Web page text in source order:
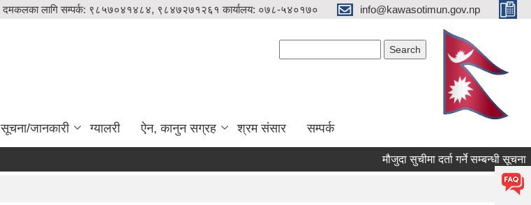
दमकलका लागि सम्पर्क: ९८५७०४१४८४, ९८४७२७१२६१ कार्यालय: ०७८-५४०१७० info@kawasotimun.gov.np
सूचना/जानकारी ग्यालरी ऐन, कानुन सग्रह श्रम संसार सम्पर्क
मौजुदा सुचीमा दर्ता गर्ने सम्बन्धी सूचना ।